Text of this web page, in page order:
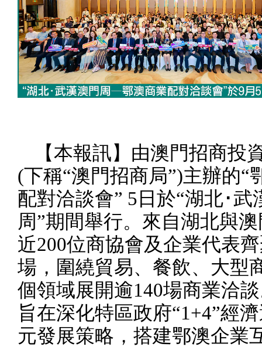
【本報訊】由澳門招商投
(下稱“澳門招商局”)主辦的“
配對洽談會” 5 日於“湖北･武
周”期間舉行。來自湖北與
近200位商協會及企業代表
場，圍繞貿易、餐飲、大型
個領域展開逾140場商業洽
旨在深化特區政府“1+4”經
元發展策略，搭建鄂澳企業